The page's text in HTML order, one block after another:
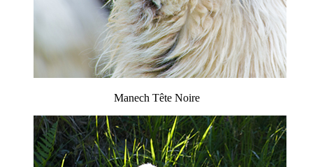
Manech Tête Noire